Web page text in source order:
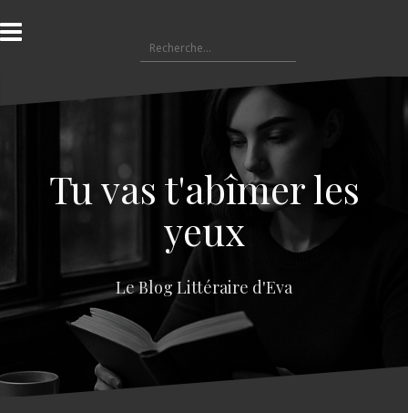
l
a
e
e
Tu vas t'abîmer les
yeux
Le Blog Littéraire d'Eva